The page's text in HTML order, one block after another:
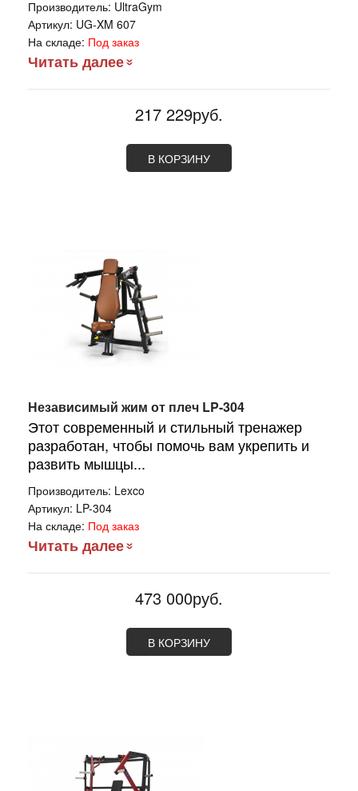
Производитель: UltraGym
Артикул: UG-XM 607
На складе: Под заказ
Читать далее
217 229руб.
В КОРЗИНУ
Независимый жим от плеч LP-304
Этот современный и стильный тренажер
разработан, чтобы помочь вам укрепить и
развить мышцы...
Производитель: Lexco
Артикул: LP-304
На складе: Под заказ
Читать далее
473 000руб.
В КОРЗИНУ